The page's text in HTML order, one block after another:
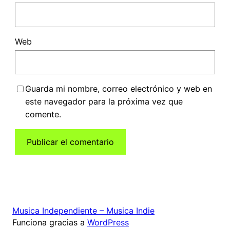
Web
Guarda mi nombre, correo electrónico y web en
este navegador para la próxima vez que
comente.
Musica Independiente – Musica Indie
Funciona gracias a WordPress